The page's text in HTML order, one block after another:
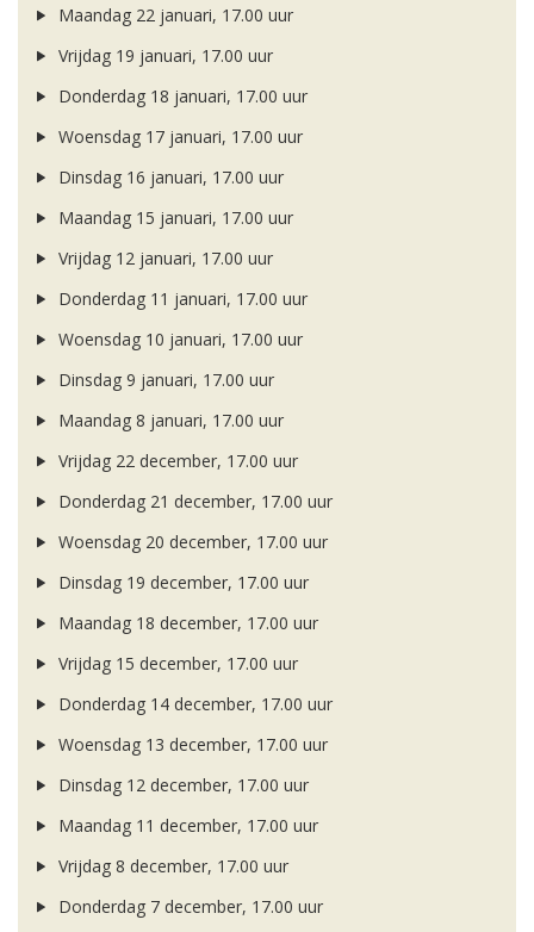
Maandag 22 januari, 17.00 uur
Vrijdag 19 januari, 17.00 uur
Donderdag 18 januari, 17.00 uur
Woensdag 17 januari, 17.00 uur
Dinsdag 16 januari, 17.00 uur
Maandag 15 januari, 17.00 uur
Vrijdag 12 januari, 17.00 uur
Donderdag 11 januari, 17.00 uur
Woensdag 10 januari, 17.00 uur
Dinsdag 9 januari, 17.00 uur
Maandag 8 januari, 17.00 uur
Vrijdag 22 december, 17.00 uur
Donderdag 21 december, 17.00 uur
Woensdag 20 december, 17.00 uur
Dinsdag 19 december, 17.00 uur
Maandag 18 december, 17.00 uur
Vrijdag 15 december, 17.00 uur
Donderdag 14 december, 17.00 uur
Woensdag 13 december, 17.00 uur
Dinsdag 12 december, 17.00 uur
Maandag 11 december, 17.00 uur
Vrijdag 8 december, 17.00 uur
Donderdag 7 december, 17.00 uur